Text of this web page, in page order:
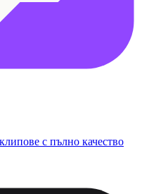
с пълно качество